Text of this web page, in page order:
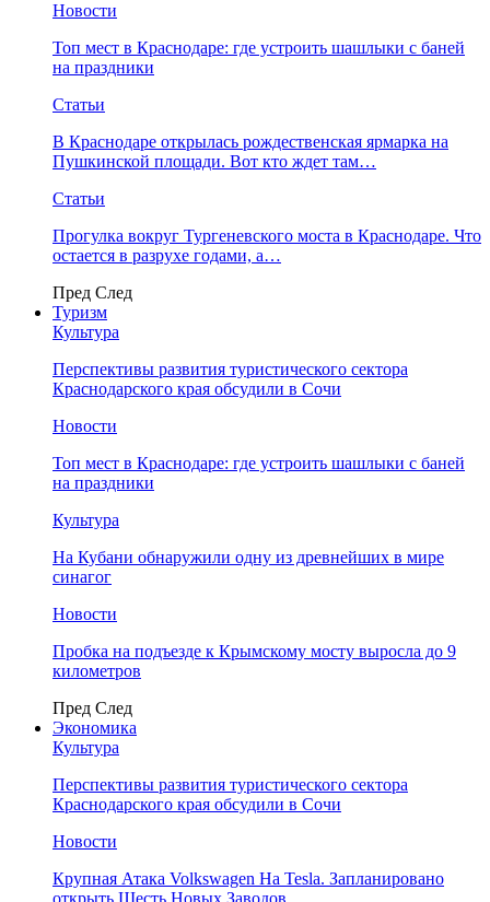
Новости
Топ мест в Краснодаре: где устроить шашлыки с баней
на праздники
Статьи
В Краснодаре открылась рождественская ярмарка на
Пушкинской площади. Вот кто ждет там…
Статьи
Прогулка вокруг Тургеневского моста в Краснодаре. Что
остается в разрухе годами, а…
Пред След
Туризм
Культура
Перспективы развития туристического сектора
Краснодарского края обсудили в Сочи
Новости
Топ мест в Краснодаре: где устроить шашлыки с баней
на праздники
Культура
На Кубани обнаружили одну из древнейших в мире
синагог
Новости
Пробка на подъезде к Крымскому мосту выросла до 9
километров
Пред След
Экономика
Культура
Перспективы развития туристического сектора
Краснодарского края обсудили в Сочи
Новости
Крупная Атака Volkswagen На Tesla. Запланировано
открыть Шесть Новых Заводов